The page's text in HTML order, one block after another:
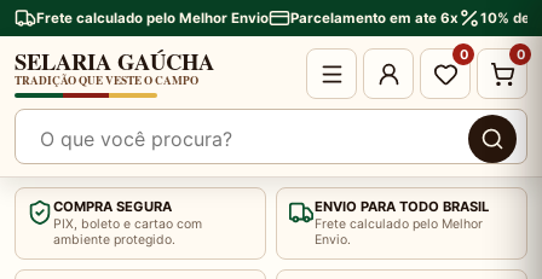
Frete calculado pelo Melhor Envio Parcelamento em ate 6x 10% de
SELARIA GAÚCHA
TRADIÇÃO QUE VESTE O CAMPO
Pesquisar produtos
0 0
COMPRA SEGURA
PIX, boleto e cartao com
ambiente protegido.
ENVIO PARA TODO BRASIL
Frete calculado pelo Melhor
Envio.